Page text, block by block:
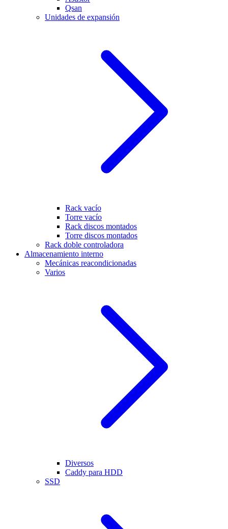
Qsan
Unidades de expansión
Rack vacío
Torre vacío
Rack discos montados
Torre discos montados
Rack doble controladora
Almacenamiento interno
Mecánicas reacondicionadas
Varios
Diversos
Caddy para HDD
SSD